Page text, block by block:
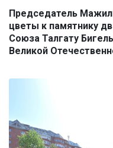
Председатель
цветы к памятнику
Союза Талгату
Великой